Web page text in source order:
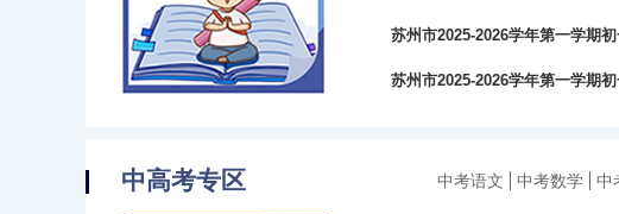
0浏览
苏州市2025-2026学年第一学期
0浏览
苏州市2025-2026学年第一学期
中考语文 中考数学 中
中高考专区